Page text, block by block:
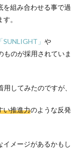
を組み合わせる事で過
。
「SUNLIGHT」 や
ものが採用されていま
用してみたのですが、
い推進力のような反発
イメージがあるかもし